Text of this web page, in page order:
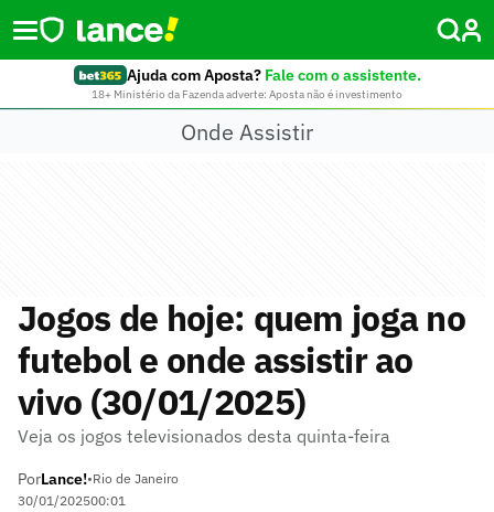
Ajuda com Aposta? Fale com o assistente.
18+ Ministério da Fazenda adverte: Aposta não é investimento
Onde Assistir
Jogos de hoje: quem joga no
futebol e onde assistir ao
vivo (30/01/2025)
Veja os jogos televisionados desta quinta-feira
PorLance!•Rio de Janeiro
30/01/202500:01